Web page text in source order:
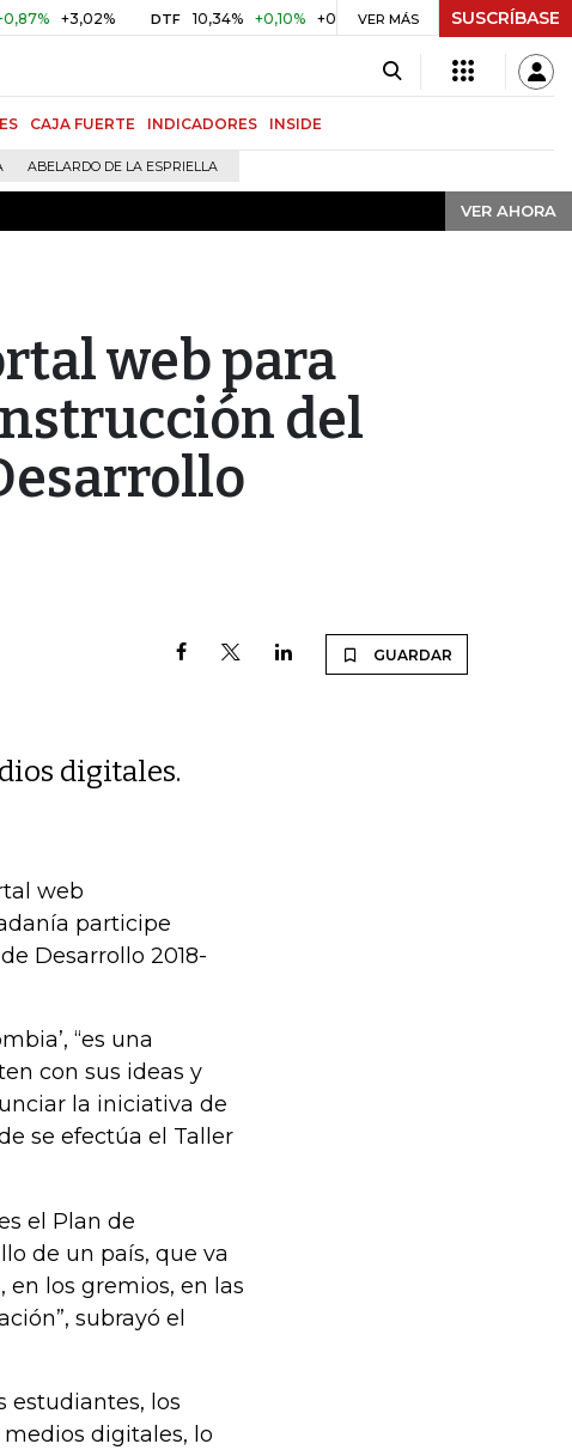
+3,02% DTF 10,34% +0,10% +0,98% UVR $ 416,91 +$ 0,05 +0,01%
VER MÁS SUSCRÍBASE
CAJA FUERTE INDICADORES INSIDE
ABELARDO DE LA ESPRIELLA
VER AHORA
VER AHORA
web para
del
GUARDAR
digitales.
web
participe
Desarrollo 2018-
“es una
con sus ideas y
la iniciativa de
se efectúa el Taller
el Plan de
de un país, que va
en los gremios, en las
subrayó el
estudiantes, los
digitales, lo